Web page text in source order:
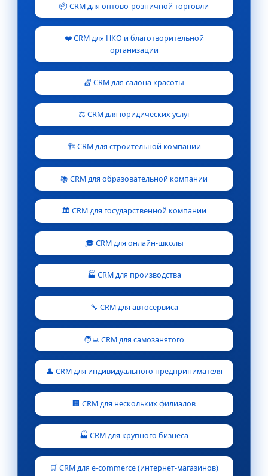
📦 CRM для оптово-розничной торговли
❤️ CRM для НКО и благотворительной
организации
💇 CRM для салона красоты
⚖️ CRM для юридических услуг
🏗️ CRM для строительной компании
📚 CRM для образовательной компании
🏛️ CRM для государственной компании
🎓 CRM для онлайн-школы
🏭 CRM для производства
🔧 CRM для автосервиса
🧑‍💻 CRM для самозанятого
👤 CRM для индивидуального предпринимателя
🏢 CRM для нескольких филиалов
🏭 CRM для крупного бизнеса
🛒 CRM для e-commerce (интернет-магазинов)